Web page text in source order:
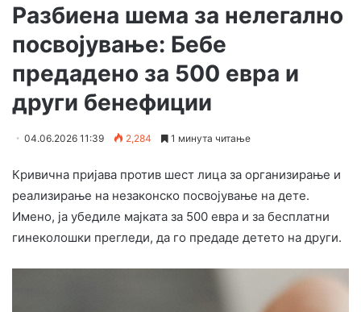
Разбиена шема за нелегално
посвојување: Бебе
предадено за 500 евра и
други бенефиции
04.06.2026 11:39 2,284 1 минута читање
Кривична пријава против шест лица за организирање и
реализирање на незаконско посвојување на дете.
Имено, ја убедиле мајката за 500 евра и за бесплатни
гинеколошки прегледи, да го предаде детето на други.